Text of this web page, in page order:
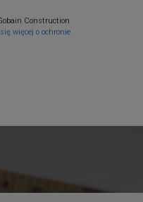
Construction
więcej o ochronie